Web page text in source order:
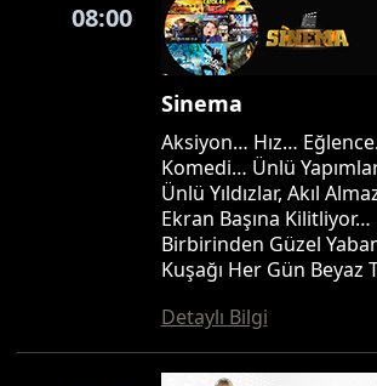
08:00
Sinema
Aksiyon… Hız…
Komedi… Ünlü
Ünlü Yıldızlar, Akıl
Ekran Başına Kilitliyor…
Birbirinden Güzel
Kuşağı Her Gün Beyaz
Detaylı Bilgi